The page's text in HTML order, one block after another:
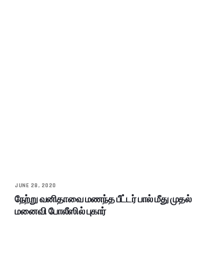
JUNE 28, 2020
நேற்று வனிதாவை மணந்த பீட்டர் பால் மீது முதல்
மனைவி போலீஸில் புகார்